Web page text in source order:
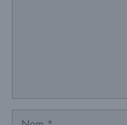
Nom